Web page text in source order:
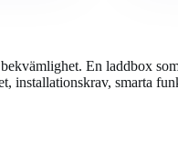
En laddbox
installationskrav, smarta